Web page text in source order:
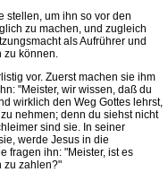
stellen, um ihn so vor den
zu machen, und zugleich
als Aufrührer und
zu können.
vor. Zuerst machen sie ihm
"Meister, wir wissen, daß du
wirklich den Weg Gottes lehrst,
nehmen; denn du siehst nicht
sind sie. In seiner
werde Jesus in die
fragen ihn: "Meister, ist es
zu zahlen?"